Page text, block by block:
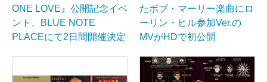
ONE LOVE』公開記念イベ
ント、BLUE NOTE
PLACEにて2日間開催決定
たボブ・マーリー楽曲にロ
ーリン・ヒル参加Ver.の
MVがHDで初公開